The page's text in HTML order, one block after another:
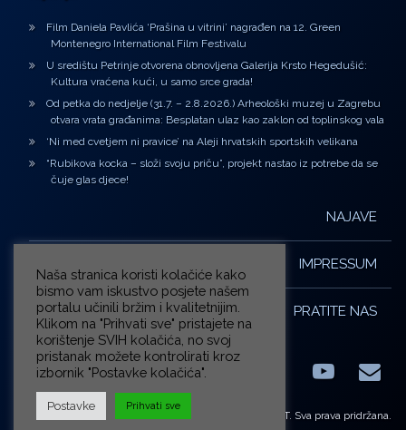
Film Daniela Pavlića ‘Prašina u vitrini’ nagrađen na 12. Green
Montenegro International Film Festivalu
U središtu Petrinje otvorena obnovljena Galerija Krsto Hegedušić:
Kultura vraćena kući, u samo srce grada!
Od petka do nedjelje (31.7. – 2.8.2026.) Arheološki muzej u Zagrebu
otvara vrata građanima: Besplatan ulaz kao zaklon od toplinskog vala
‘Ni med cvetjem ni pravice’ na Aleji hrvatskih sportskih velikana
“Rubikova kocka – složi svoju priču”, projekt nastao iz potrebe da se
čuje glas djece!
NAJAVE
IMPRESSUM
PRATITE NAS
FacebookLinkedIn E-
© ZG-KULT. Sva prava pridržana.
Naša stranica koristi kolačiće kako
bismo vam iskustvo posjete našem
portalu učinili bržim i kvalitetnijim.
Klikom na "Prihvati sve" pristajete na
korištenje SVIH kolačića, no svoj
pristanak možete kontrolirati kroz
izbornik "Postavke kolačića".
Postavke Prihvati sve